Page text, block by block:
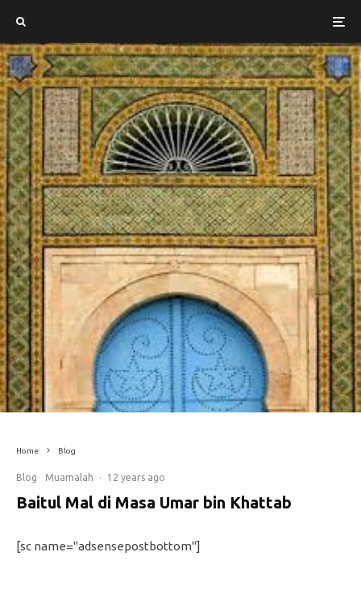
Home Blog
Blog Muamalah · 12 years ago
Baitul Mal di Masa Umar bin Khattab
[sc name="adsensepostbottom"]